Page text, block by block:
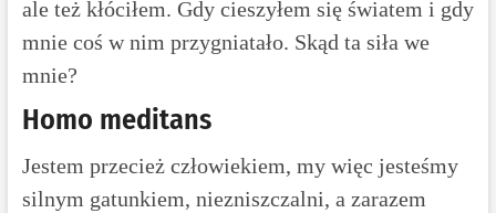
ale też kłóciłem. Gdy cieszyłem się światem i gdy
mnie coś w nim przygniatało. Skąd ta siła we
mnie?
Homo meditans
Jestem przecież człowiekiem, my więc jesteśmy
silnym gatunkiem, niezniszczalni, a zarazem